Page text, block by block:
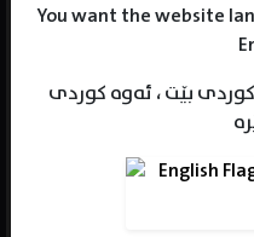
You want the website
بێت ، ئەوە کوردی
Gender : female